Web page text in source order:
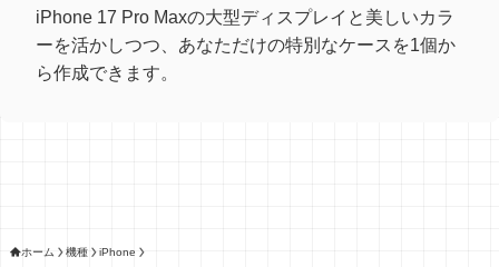
iPhone 17 Pro Maxの大型ディスプレイと美しいカラ
ーを活かしつつ、あなただけの特別なケースを1個か
ら作成できます。
ホーム 機種 iPhone